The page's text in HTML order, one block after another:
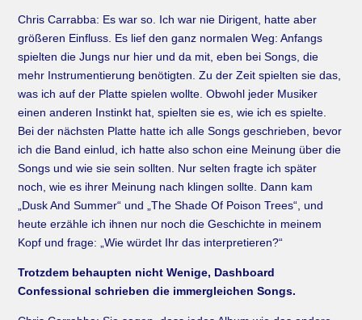
Chris Carrabba: Es war so. Ich war nie Dirigent, hatte aber
größeren Einfluss. Es lief den ganz normalen Weg: Anfangs
spielten die Jungs nur hier und da mit, eben bei Songs, die
mehr Instrumentierung benötigten. Zu der Zeit spielten sie das,
was ich auf der Platte spielen wollte. Obwohl jeder Musiker
einen anderen Instinkt hat, spielten sie es, wie ich es spielte.
Bei der nächsten Platte hatte ich alle Songs geschrieben, bevor
ich die Band einlud, ich hatte also schon eine Meinung über die
Songs und wie sie sein sollten. Nur selten fragte ich später
noch, wie es ihrer Meinung nach klingen sollte. Dann kam
„Dusk And Summer“ und „The Shade Of Poison Trees“, und
heute erzähle ich ihnen nur noch die Geschichte in meinem
Kopf und frage: „Wie würdet Ihr das interpretieren?“
Trotzdem behaupten nicht Wenige, Dashboard
Confessional schrieben die immergleichen Songs.